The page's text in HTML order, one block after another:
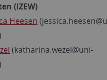
(IZEW)
Heesen
(katharina.wezel@uni-